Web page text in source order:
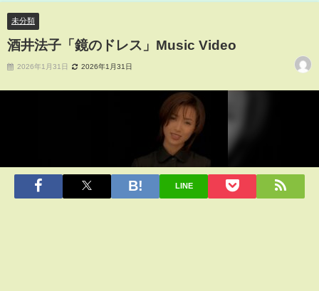
未分類
酒井法子「鏡のドレス」Music Video
2026年1月31日 2026年1月31日
LINE